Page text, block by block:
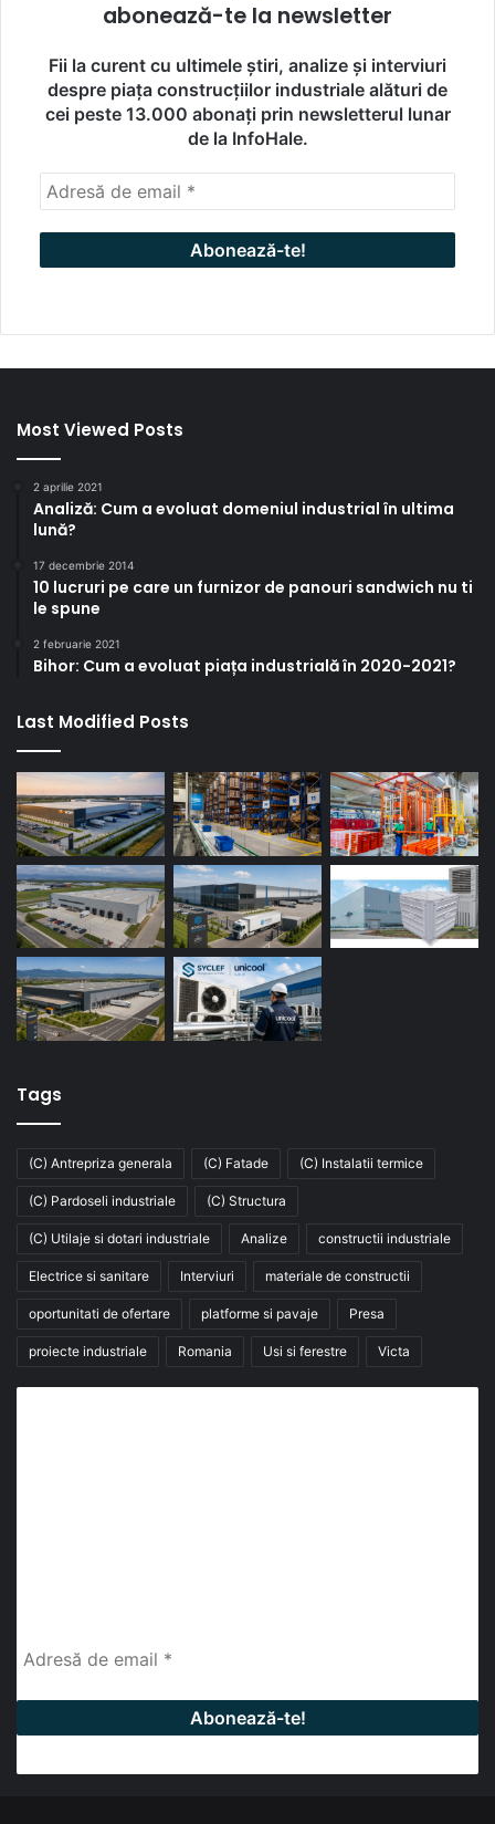
abonează-te la newsletter
Fii la curent cu ultimele știri, analize și interviuri
despre piața construcțiilor industriale alături de
cei peste 13.000 abonați prin newsletterul lunar
de la InfoHale.
Most Viewed Posts
2 aprilie 2021
Analiză: Cum a evoluat domeniul industrial în ultima
lună?
17 decembrie 2014
10 lucruri pe care un furnizor de panouri sandwich nu ti
le spune
2 februarie 2021
Bihor: Cum a evoluat piața industrială în 2020-2021?
Last Modified Posts
Tags
(C) Antrepriza generala (C) Fatade (C) Instalatii termice
(C) Pardoseli industriale (C) Structura
(C) Utilaje si dotari industriale Analize constructii industriale
Electrice si sanitare Interviuri materiale de constructii
oportunitati de ofertare platforme si pavaje Presa
proiecte industriale Romania Usi si ferestre Victa